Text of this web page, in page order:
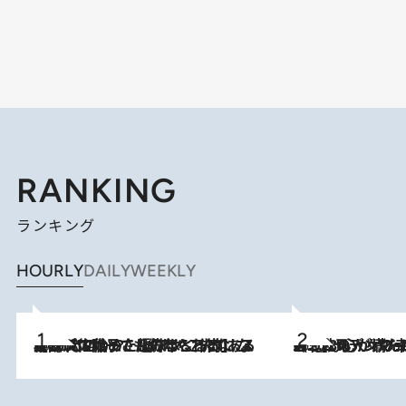
RANKING
ランキング
HOURLYDAILYWEEKLY
2026.8.5
【阿川佐和子さんの年とる力】なぜ70代で始めた趣味は“こんなに楽しい”のか？ ピアノ、俳句…スランプに陥っても続けられる“ある秘訣”とは 2026.8.8
《北欧の人々の幸福度が高いのは…》元デンマーク親善大使が出会った“心が満たされる暮らし”「いいかげんにヒュッゲしなさい！」